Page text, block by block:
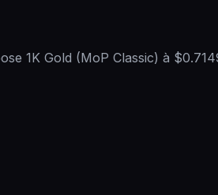
1K Gold (MoP Classic) à